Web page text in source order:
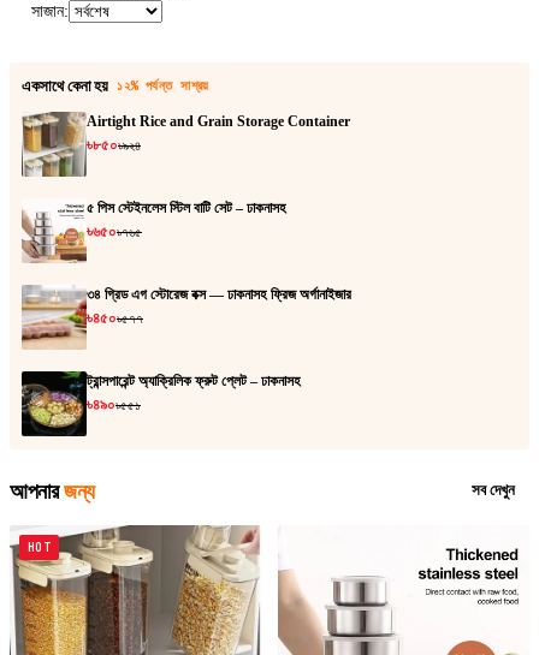
সাজান:
একসাথে কেনা হয় ১২% পর্যন্ত সাশ্রয়
Airtight Rice and Grain Storage Container
৳৮৫০৳৯২৪
৫ পিস স্টেইনলেস স্টিল বাটি সেট – ঢাকনাসহ
৳৬৫০৳৭৬৫
৩৪ গ্রিড এগ স্টোরেজ বক্স — ঢাকনাসহ ফ্রিজ অর্গানাইজার
৳৪৫০৳৫৭৭
ট্রান্সপারেন্ট অ্যাক্রিলিক ফ্রুট প্লেট – ঢাকনাসহ
৳৪৯০৳৫৫১
আপনার জন্য সব দেখুন
HOT